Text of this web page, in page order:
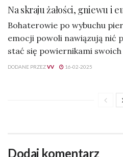
Na skraju żałości, gniewu i
Bohaterowie po wybuchu
emocji powoli nawiązują nić
stać się powiernikami
DODANE PRZEZVV 16-02-2025
Dodaj komentarz